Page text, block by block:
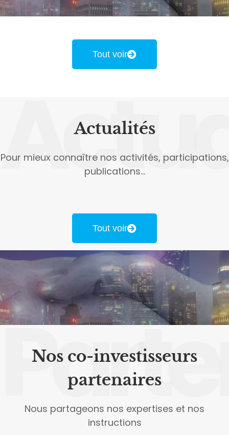
Tout voir
Actualités
Pour mieux connaître nos activités, participations,
publications...
Tout voir
Nos co-investisseurs
partenaires
Nous partageons nos expertises et nos
instructions